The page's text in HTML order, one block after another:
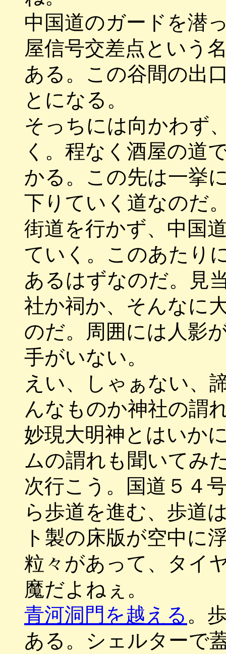
中国道のガードを潜
屋信号交差点という
ある。この谷間の出
とになる。
そっちには向かわず
く。程なく酒屋の道
かる。この先は一挙
下りていく道なのだ
街道を行かず、中国
ていく。このあたり
あるはずなのだ。見
社か祠か、そんなに
のだ。周囲には人影
手がいない。
えい、しゃぁない、
んなものか神社の謂
妙現大明神とはいか
ムの謂れも聞いてみ
次行こう。国道５４
ら歩道を進む、歩道
ト製の床版が空中に
粒々があって、タイ
魔だよねぇ。
青河洞門を越える 。
ある。シェルターで